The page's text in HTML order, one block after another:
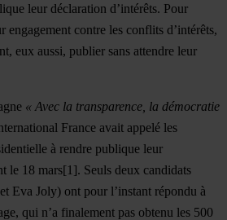
leur déclaration d’intérêts. Pour
engagement contre les conflits d’intérêts,
eux aussi, publier sans attendre leur
« Avec la transparence, la démocratie
France avait appelé les
à rendre publique leur
le 18 mars[1]. Seuls deux candidats
Eva Joly) ont pour l’instant répondu à
qui n’a finalement pas obtenu les 500